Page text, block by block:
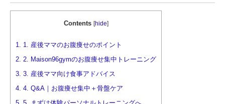
Contents [hide]
1. 1. 産後ママのお腹痩せのポイント
2. 2. Maison96gymのお腹痩せ集中トレーニング
3. 3. 産後ママ向け食事アドバイス
4. 4. Q&A｜お腹痩せ集中＋骨盤ケア